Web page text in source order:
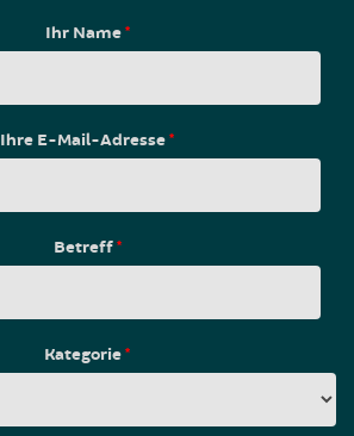
Ihr Name*
Ihre E-Mail-Adresse*
Betreff*
Kategorie*